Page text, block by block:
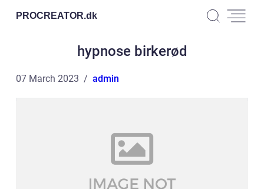
PROCREATOR.dk
hypnose birkerød
07 March 2023 admin